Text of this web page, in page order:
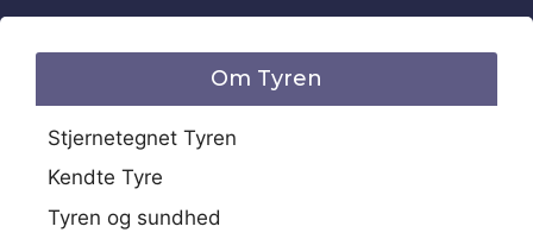
Om Tyren
Stjernetegnet Tyren
Kendte Tyre
Tyren og sundhed